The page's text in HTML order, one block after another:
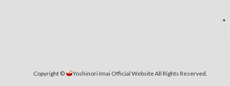
Copyright © Yoshinori Imai Official Website All Rights Reserved.